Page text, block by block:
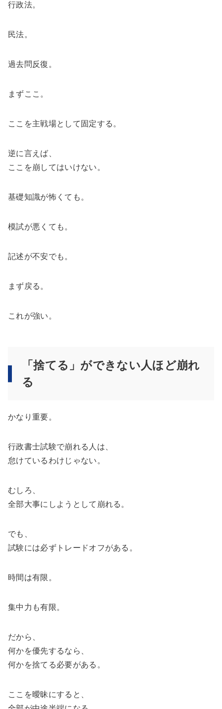
行政法。
民法。
過去問反復。
まずここ。
ここを主戦場として固定する。
逆に言えば、
ここを崩してはいけない。
基礎知識が怖くても。
模試が悪くても。
記述が不安でも。
まず戻る。
これが強い。
「捨てる」ができない人ほど崩れ
る
かなり重要。
行政書士試験で崩れる人は、
怠けているわけじゃない。
むしろ、
全部大事にしようとして崩れる。
でも、
試験には必ずトレードオフがある。
時間は有限。
集中力も有限。
だから、
何かを優先するなら、
何かを捨てる必要がある。
ここを曖昧にすると、